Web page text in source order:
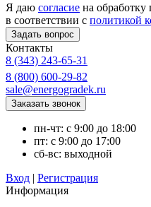
Я даю согласие на
в соответствии с политикой
Контакты
8 (343) 243-65-31
8 (800) 600-29-82
sale@energogradek.ru
пн-чт: с 9:00 до 18:00
пт: с 9:00 до 17:00
сб-вс: выходной
Вход | Регистрация
Информация